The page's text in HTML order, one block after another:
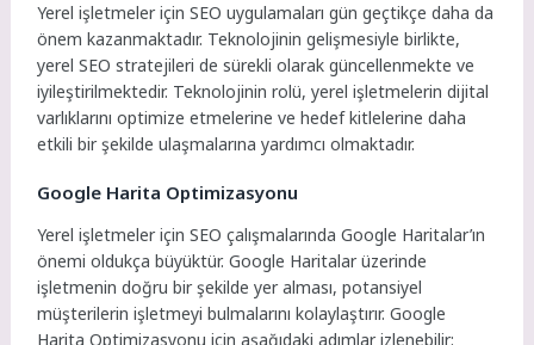
Yerel işletmeler için SEO uygulamaları gün geçtikçe daha da
önem kazanmaktadır. Teknolojinin gelişmesiyle birlikte,
yerel SEO stratejileri de sürekli olarak güncellenmekte ve
iyileştirilmektedir. Teknolojinin rolü, yerel işletmelerin dijital
varlıklarını optimize etmelerine ve hedef kitlelerine daha
etkili bir şekilde ulaşmalarına yardımcı olmaktadır.
Google Harita Optimizasyonu
Yerel işletmeler için SEO çalışmalarında Google Haritalar’ın
önemi oldukça büyüktür. Google Haritalar üzerinde
işletmenin doğru bir şekilde yer alması, potansiyel
müşterilerin işletmeyi bulmalarını kolaylaştırır. Google
Harita Optimizasyonu için aşağıdaki adımlar izlenebilir: